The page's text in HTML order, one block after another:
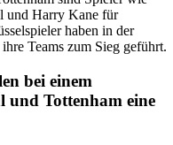
und Harry Kane für
haben in der
Teams zum Sieg geführt.
bei einem
und Tottenham eine